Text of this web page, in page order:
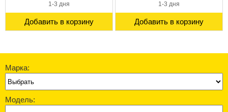
1-3 дня
Добавить в корзину
1-3 дня
Добавить в корзину
Марка:
Модель: